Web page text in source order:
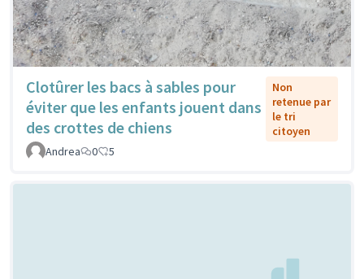
Clotûrer les bacs à sables pour
éviter que les enfants jouent dans
des crottes de chiens
Non
retenue par
le tri
citoyen
Andrea
0 5